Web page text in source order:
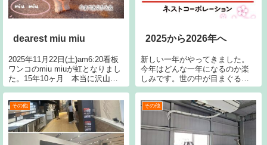
dearest miu miu
2025年11月22日(土)am6:20看板
ワンコのmiu miuが虹となりまし
た。15年10ヶ月 本当に沢山の
優しさと愛、そして生きる意味
与えてくれました。心臓病を発
症して半年の余命宣告でした
が、それから2年半...
2025から2026年へ
新しい一年がやってきました。
今年はどんな一年になるのか楽
しみです。世の中が目まぐるし
く変化しているので、その中で
ていく事を忘れぬよう心がけた
いものです。昨年のネストコー
ポレーションは悲しみの一年だ
ったような気がし...
その他 その他